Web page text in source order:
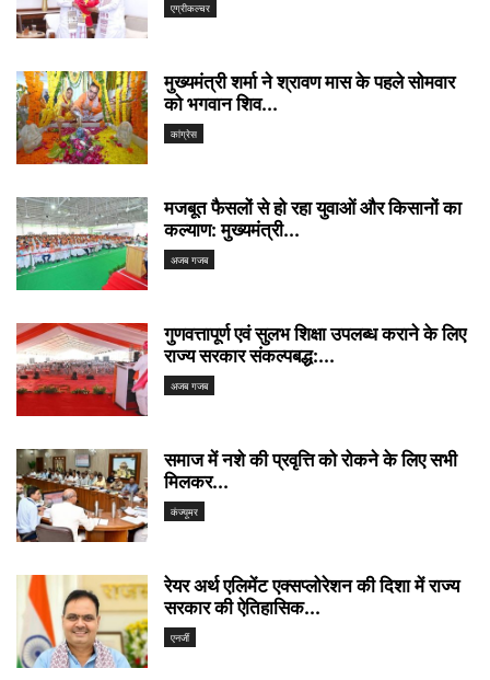
एग्रीकल्चर
मुख्यमंत्री शर्मा ने श्रावण मास के पहले सोमवार
को भगवान शिव...
कांग्रेस
मजबूत फैसलों से हो रहा युवाओं और किसानों का
कल्याण: मुख्यमंत्री...
अजब गजब
गुणवत्तापूर्ण एवं सुलभ शिक्षा उपलब्ध कराने के लिए
राज्य सरकार संकल्पबद्ध:...
अजब गजब
समाज में नशे की प्रवृत्ति को रोकने के लिए सभी
मिलकर...
कंज्यूमर
रेयर अर्थ एलिमेंट एक्सप्लोरेशन की दिशा में राज्य
सरकार की ऐतिहासिक...
एनर्जी